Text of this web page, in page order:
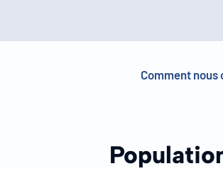
Comment nous